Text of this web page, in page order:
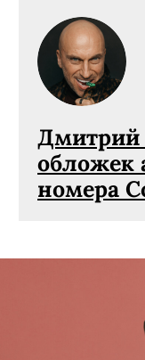
Дмитрий
обложек
номера